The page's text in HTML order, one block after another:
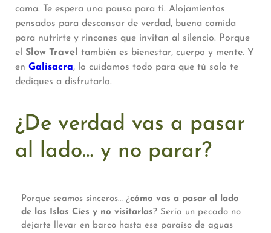
cama. Te espera una pausa para ti. Alojamientos
pensados para descansar de verdad, buena comida
para nutrirte y rincones que invitan al silencio. Porque
el Slow Travel
también es bienestar, cuerpo y mente. Y
en Galisacra, lo cuidamos todo para que tú solo te
dediques a disfrutarlo.
¿De verdad vas a pasar
al lado… y no parar?
Porque seamos sinceros… ¿cómo vas a pasar al lado
de las Islas Cíes y no visitarlas? Sería un pecado no
dejarte llevar en barco hasta ese paraíso de aguas